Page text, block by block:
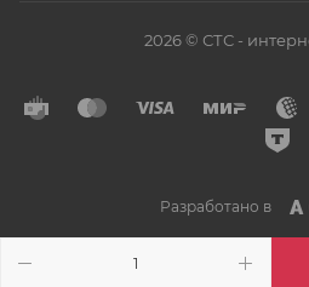
2026 © СТС -
Разработано в